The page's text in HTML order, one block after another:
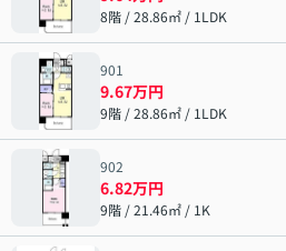
8階 / 28.86㎡ / 1LDK
901
9.67万円
9階 / 28.86㎡ / 1LDK
902
6.82万円
9階 / 21.46㎡ / 1K